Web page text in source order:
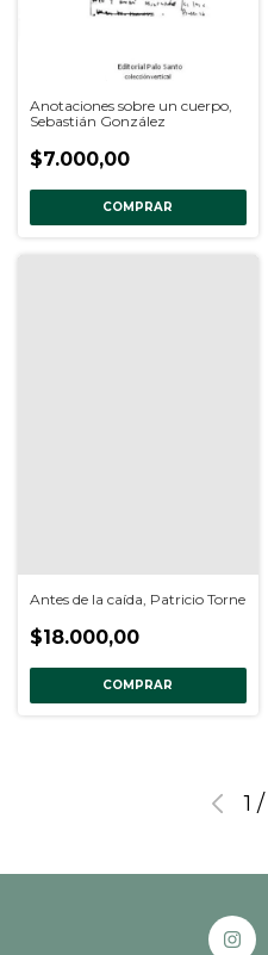
Anotaciones sobre un cuerpo,
Sebastián González
$7.000,00
COMPRAR
Antes de la caída, Patricio Torne
$18.000,00
COMPRAR
1 /